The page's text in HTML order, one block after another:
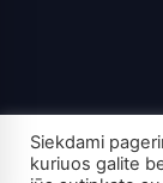
Verta žinoti
Siekdami
kuriuos galite